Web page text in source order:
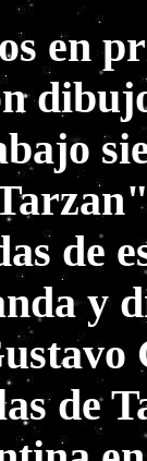
en
de
y
de